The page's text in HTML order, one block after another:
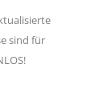
sind für